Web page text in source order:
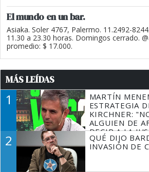
El mundo en un bar.
Asiaka. Soler 4767, Palermo. 11.2492-
11.30 a 23.30 horas. Domingos cerrado.
promedio: $ 17.000.
MÁS LEÍDAS
1
MARTÍN
ESTRATEGIA
KIRCHNER:
ALGUIEN DE
DECIR A LA
TIENE QUE
2
QUÉ DIJO
INVASIÓN DE